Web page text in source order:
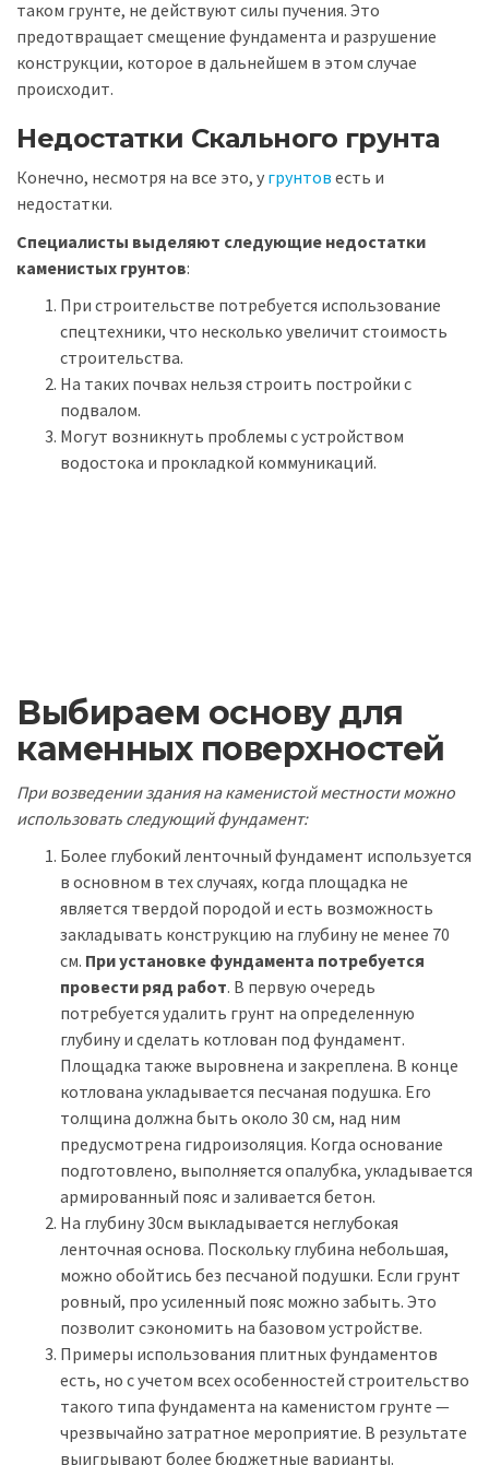
таком грунте, не действуют силы пучения. Это
предотвращает смещение фундамента и разрушение
конструкции, которое в дальнейшем в этом случае
происходит.
Недостатки Скального грунта
Конечно, несмотря на все это, у грунтов есть и
недостатки.
Специалисты выделяют следующие недостатки
каменистых грунтов:
При строительстве потребуется использование
спецтехники, что несколько увеличит стоимость
строительства.
На таких почвах нельзя строить постройки с
подвалом.
Могут возникнуть проблемы с устройством
водостока и прокладкой коммуникаций.
Выбираем основу для
каменных поверхностей
При возведении здания на каменистой местности можно
использовать следующий фундамент:
Более глубокий ленточный фундамент используется
в основном в тех случаях, когда площадка не
является твердой породой и есть возможность
закладывать конструкцию на глубину не менее 70
см. При установке фундамента потребуется
провести ряд работ. В первую очередь
потребуется удалить грунт на определенную
глубину и сделать котлован под фундамент.
Площадка также выровнена и закреплена. В конце
котлована укладывается песчаная подушка. Его
толщина должна быть около 30 см, над ним
предусмотрена гидроизоляция. Когда основание
подготовлено, выполняется опалубка, укладывается
армированный пояс и заливается бетон.
На глубину 30см выкладывается неглубокая
ленточная основа. Поскольку глубина небольшая,
можно обойтись без песчаной подушки. Если грунт
ровный, про усиленный пояс можно забыть. Это
позволит сэкономить на базовом устройстве.
Примеры использования плитных фундаментов
есть, но с учетом всех особенностей строительство
такого типа фундамента на каменистом грунте —
чрезвычайно затратное мероприятие. В результате
выигрывают более бюджетные варианты.